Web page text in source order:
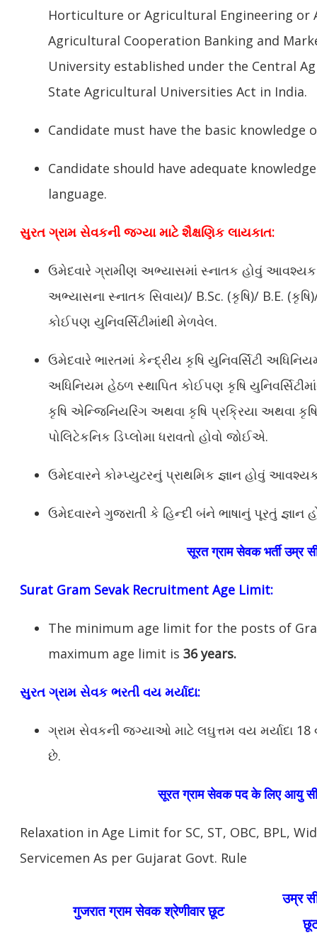
Horticulture or Agricultural Engineering or
Agricultural Cooperation Banking and
University established under the Central
State Agricultural Universities Act in India.
Candidate must have the basic knowledge
Candidate should have adequate
language.
સુરત ગ્રામ સેવકની જગ્યા માટે શૈક્ષણિક લાયકાત:
ઉમેદવારે ગ્રામીણ અભ્યાસમાં સ્નાતક હોવું
અભ્યાસના સ્નાતક સિવાય)/ B.Sc. (કૃષિ)/ B.E.
કોઈપણ યુનિવર્સિટીમાંથી મેળવેલ.
ઉમેદવારે ભારતમાં કેન્દ્રીય કૃષિ યુનિવર્સિટી
અધિનિયમ હેઠળ સ્થાપિત કોઈપણ કૃષિ
કૃષિ એન્જિનિયરિંગ અથવા કૃષિ પ્રક્રિયા અથવા
પોલિટેકનિક ડિપ્લોમા ધરાવતો હોવો જોઈએ.
ઉમેદવારને કોમ્પ્યુટરનું પ્રાથમિક જ્ઞાન હોવું
ઉમેદવારને ગુજરાતી કે હિન્દી બંને ભાષાનું પૂરતું જ્ઞાન
सूरत ग्राम सेवक भर्ती उम्र
Surat Gram Sevak Recruitment Age Limit:
The minimum age limit for the posts of
maximum age limit is 36 years.
સુરત ગ્રામ સેવક ભરતી વય મર્યાદા:
ગ્રામ સેવકની જગ્યાઓ માટે લઘુત્તમ વય મર્યાદા 18
છે.
सूरतग्राम सेवक पद के लिए आयु
Relaxation in Age Limit for SC, ST, OBC, BPL,
Servicemen As per Gujarat Govt. Rule
गुजरात ग्राम सेवक श्रेणीवार छूट
उम्र